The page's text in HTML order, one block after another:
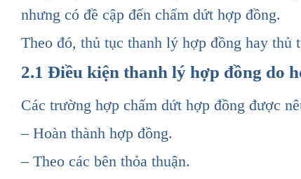
nhưng có đề cập đến chấm dứt hợp đồng.
Theo đó, thủ tục thanh lý hợp đồng hay
2.1 Điều kiện thanh lý hợp đồng do
Các trường hợp chấm dứt hợp đồng được
– Hoàn thành hợp đồng.
– Theo các bên thỏa thuận.